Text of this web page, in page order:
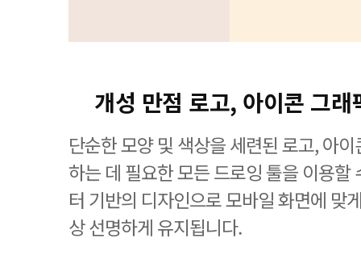
개성 만점 로고, 아이콘 그래
단순한 모양 및 색상을 세련된 로고, 아
하는 데 필요한 모든 드로잉 툴을 이용
터 기반의 디자인으로 모바일 화면에 맞
상 선명하게 유지됩니다.